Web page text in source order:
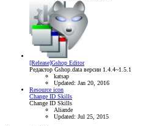
[Release]Gshop Editor
Редактор Gshop.data версии 1.4.4~1.5.1
katsap
Updated: Jan 20, 2016
Resource icon
Change ID Skills
Change ID Skills
Aliande
Updated: Jul 25, 2015